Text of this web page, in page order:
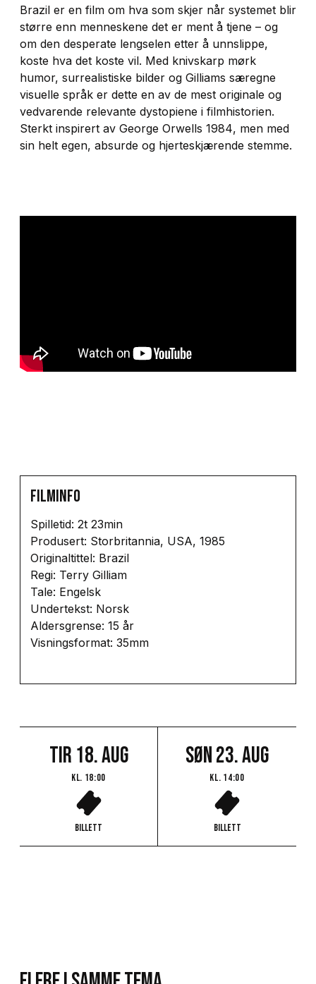
Brazil er en film om hva som skjer når systemet blir
større enn menneskene det er ment å tjene – og
om den desperate lengselen etter å unnslippe,
koste hva det koste vil. Med knivskarp mørk
humor, surrealistiske bilder og Gilliams særegne
visuelle språk er dette en av de mest originale og
vedvarende relevante dystopiene i filmhistorien.
Sterkt inspirert av George Orwells 1984, men med
sin helt egen, absurde og hjerteskjærende stemme.
Filminfo
Spilletid: 2t 23min
Produsert: Storbritannia, USA, 1985
Originaltittel: Brazil
Regi: Terry Gilliam
Tale: Engelsk
Undertekst: Norsk
Aldersgrense: 15 år
Visningsformat: 35mm
tir 18. aug
Kl. 18:00
Billett
søn 23. aug
Kl. 14:00
Billett